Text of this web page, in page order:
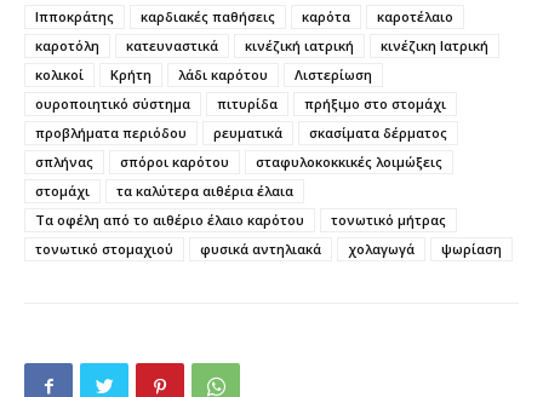
Ιπποκράτης
καρδιακές παθήσεις καρότα
καροτέλαιο
καροτόλη
κατευναστικά κινέζική ιατρική
κινέζικη Ιατρική
κολικοί
Κρήτη λάδι καρότου
Λιστερίωση
ουροποιητικό σύστημα
πιτυρίδα
πρήξιμο στο στομάχι
προβλήματα περιόδου
ρευματικά
σκασίματα δέρματος
σπλήνας
σπόροι καρότου
σταφυλοκοκκικές λοιμώξεις
στομάχι
τα καλύτερα αιθέρια έλαια
Τα οφέλη από το αιθέριο έλαιο καρότου
τονωτικό μήτρας
τονωτικό στομαχιού
φυσικά αντηλιακά χολαγωγά ψωρίαση